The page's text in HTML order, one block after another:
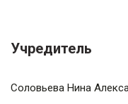
Учредитель
Соловьева Нина